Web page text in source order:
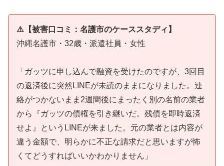
⚠️【被害口コミ：名護市のケーススタディ】
沖縄名護市・32歳・派遣社員・女性
「ガッツに申し込んで融資を受けたのですが、3回目
の返済後に突然LINEが未読のままになりました。連
絡がつかないまま2週間後にまったく別の名前の業者
から『ガッツの債権を引き継いだ。残債を即時返済
せよ』というLINEが来ました。元の業者とは内容が
違う金額で、明らかに不正な請求だと思いますが怖
くてどうすればいいかわかりません」